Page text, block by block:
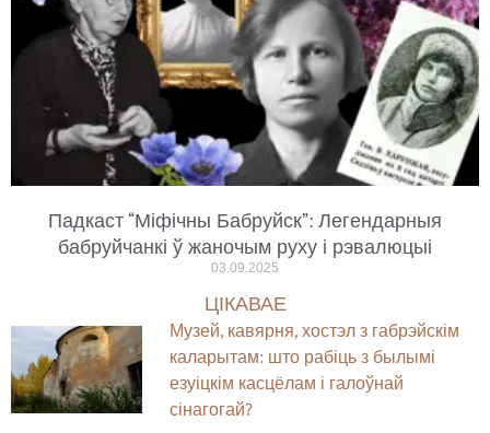
Падкаст “Міфічны Бабруйск”: Легендарныя
бабруйчанкі ў жаночым руху і рэвалюцыі
03.09.2025
ЦІКАВАЕ
Музей, кавярня, хостэл з габрэйскім
каларытам: што рабіць з былымі
езуіцкім касцёлам і галоўнай
сінагогай?